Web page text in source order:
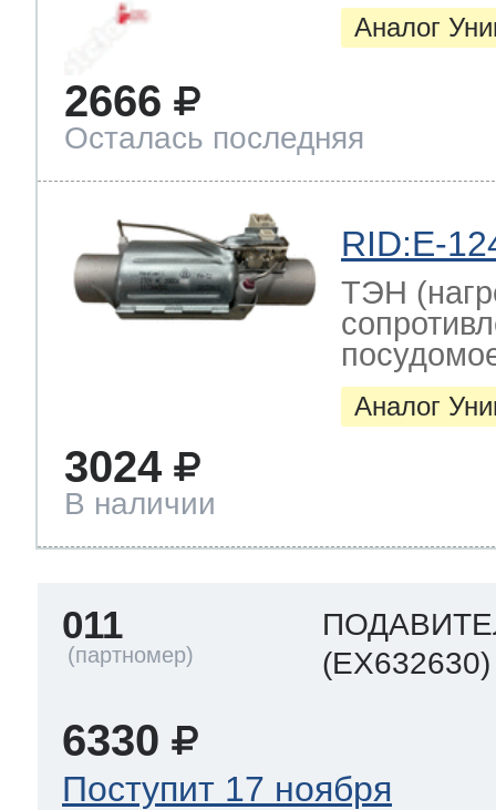
Аналог
2666
Осталась последняя
RID:E-
ТЭН
Аналог
3024
В наличии
011
(EX632630)
6330
Поступит 17 ноября